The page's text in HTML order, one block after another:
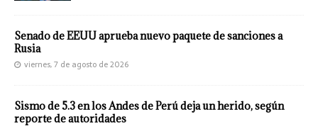
Senado de EEUU aprueba nuevo paquete de sanciones a
Rusia
viernes, 7 de agosto de 2026
Sismo de 5.3 en los Andes de Perú deja un herido, según
reporte de autoridades